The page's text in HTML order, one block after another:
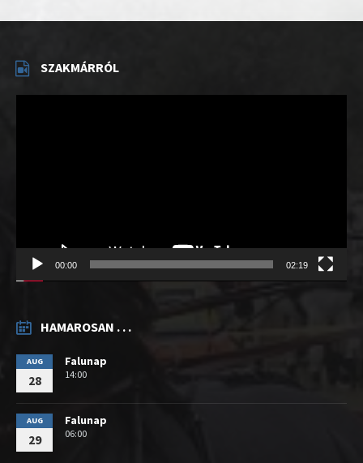
SZAKMÁRRÓL
00:00 02:19
HAMAROSAN . . .
AUG
28
Falunap
14:00
AUG
29
Falunap
06:00